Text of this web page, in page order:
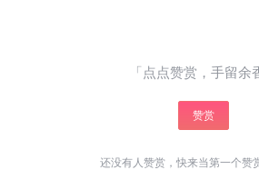
「点点赞赏，手留余
赞赏
还没有人赞赏，快来当第一个赞